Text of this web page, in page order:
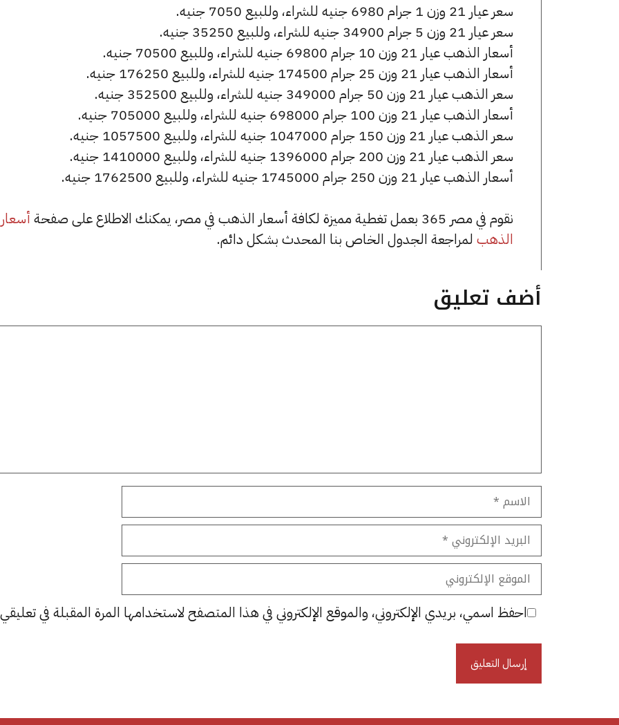
سعر عيار 21 وزن 1 جرام 6980 جنيه للشراء، وللبيع 7050 جنيه.
سعر عيار 21 وزن 5 جرام 34900 جنيه للشراء، وللبيع 35250 جنيه.
أسعار الذهب عيار 21 وزن 10 جرام 69800 جنيه للشراء، وللبيع 70500 جنيه.
أسعار الذهب عيار 21 وزن 25 جرام 174500 جنيه للشراء، وللبيع 176250 جنيه.
سعر الذهب عيار 21 وزن 50 جرام 349000 جنيه للشراء، وللبيع 352500 جنيه.
أسعار الذهب عيار 21 وزن 100 جرام 698000 جنيه للشراء، وللبيع 705000 جنيه.
سعر الذهب عيار 21 وزن 150 جرام 1047000 جنيه للشراء، وللبيع 1057500 جنيه.
سعر الذهب عيار 21 وزن 200 جرام 1396000 جنيه للشراء، وللبيع 1410000 جنيه.
أسعار الذهب عيار 21 وزن 250 جرام 1745000 جنيه للشراء، وللبيع 1762500 جنيه.
نقوم في مصر 365 بعمل تغطية مميزة لكافة أسعار الذهب في مصر، يمكنك الاطلاع على صفحة
أسعار
الذهب لمراجعة الجدول الخاص بنا المحدث بشكل دائم.
أضف تعليق
الاسم
البريد
الإلكتروني
الموقع
الإلكتروني
احفظ اسمي، بريدي الإلكتروني، والموقع الإلكتروني في هذا المتصفح لاستخدامها المرة المقبلة في